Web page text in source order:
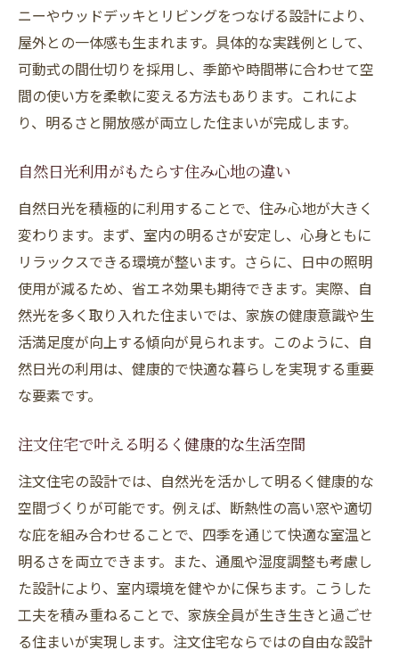
断熱と採光が叶える理想の住まい体験
注文住宅で断熱と採光を両立するポイント
自然日光を活かした快適な断熱設計の魅力
断熱性能と明るさを確保する工夫とは
ク
明るさと暖かさを両立する住まいの作り方
健康的な室内を実現する断熱と採光のバラ
ンス
自然な明るさを生む窓配置のポイント
注文住宅で効果的な窓配置を考えるコツ
自然日光を室内に導く窓の設計テクニック
明るさと省エネを叶える窓の配置ポイント
プライバシーと採光を両立する窓計画
自然光を活かす室内空間の窓設計事例
環境にも優しい注文住宅の新しい発想
注文住宅で実現する環境配慮と自然光利用
自然日光を活かしたエコな住まいの考え方
省エネと快適性の両立を目指す設計アイデ
ア
ニーやウッドデッキとリビングをつなげる設計により、
屋外との一体感も生まれます。具体的な実践例として、
可動式の間仕切りを採用し、季節や時間帯に合わせて空
間の使い方を柔軟に変える方法もあります。これによ
り、明るさと開放感が両立した住まいが完成します。
自然日光利用がもたらす住み心地の違い
自然日光を積極的に利用することで、住み心地が大きく
変わります。まず、室内の明るさが安定し、心身ともに
リラックスできる環境が整います。さらに、日中の照明
使用が減るため、省エネ効果も期待できます。実際、自
然光を多く取り入れた住まいでは、家族の健康意識や生
活満足度が向上する傾向が見られます。このように、自
然日光の利用は、健康的で快適な暮らしを実現する重要
な要素です。
注文住宅で叶える明るく健康的な生活空間
注文住宅の設計では、自然光を活かして明るく健康的な
空間づくりが可能です。例えば、断熱性の高い窓や適切
な庇を組み合わせることで、四季を通じて快適な室温と
明るさを両立できます。また、通風や湿度調整も考慮し
た設計により、室内環境を健やかに保ちます。こうした
工夫を積み重ねることで、家族全員が生き生きと過ごせ
る住まいが実現します。注文住宅ならではの自由な設計